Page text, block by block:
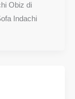
Obiz di
Indachi